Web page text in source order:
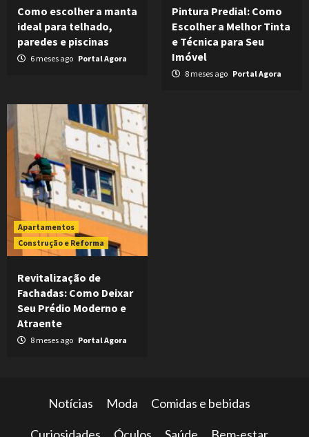
Como escolher a manta
ideal para telhado,
paredes e piscinas
6 meses ago Portal Agora
Pintura Predial: Como
Escolher a Melhor Tinta
e Técnica para Seu
Imóvel
8 meses ago Portal Agora
Apartamentos
Construção e Reforma
Revitalização de
Fachadas: Como Deixar
Seu Prédio Moderno e
Atraente
8 meses ago Portal Agora
Notícias Moda Comidas e bebidas
Curiosidades Óculos Saúde Bem-estar